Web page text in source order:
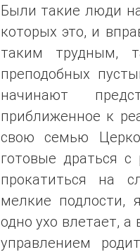
Были такие люди
которых это, и
таким трудным,
преподобных
начинают
приближенное к
свою семью
готовые драться
прокатиться на
мелкие подлости,
одно ухо влетает,
управлением